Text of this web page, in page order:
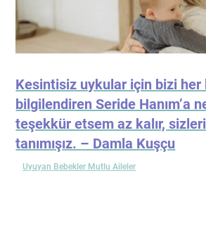
Kesintisiz uykular için bizi her
bilgilendiren Seride Hanım’a
teşekkür etsem az kalır,
tanımışız. – Damla Kuşçu
Uyuyan Bebekler Mutlu Aileler